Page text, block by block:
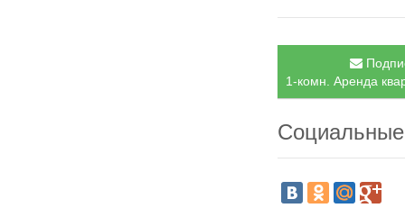
1-комн. Аренда